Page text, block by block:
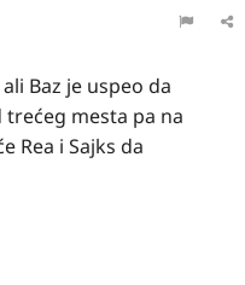
Baz je uspeo da
mesta pa na
Rea i Sajks da